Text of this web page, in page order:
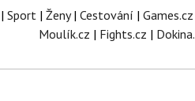
Sport| Ženy| Cestování | Games.cz
Moulík.cz | Fights.cz |